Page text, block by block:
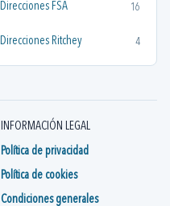
Direcciones FSA 16
Direcciones Ritchey 4
INFORMACIÓN LEGAL
Política de privacidad
Política de cookies
Condiciones generales